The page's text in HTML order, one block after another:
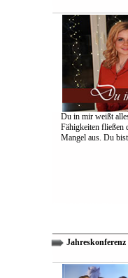
Du in mir weißt
Fähigkeiten fließen
Mangel aus. Du
Jahreskonferenz